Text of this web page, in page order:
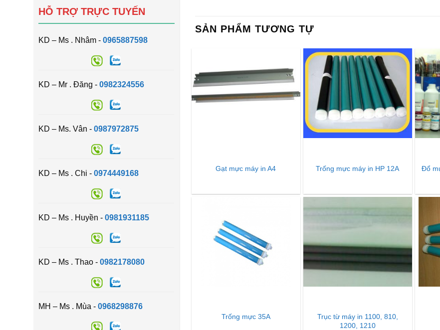
HỖ TRỢ TRỰC TUYẾN
KD – Ms . Nhâm - 0965887598
KD – Mr . Đăng - 0982324556
KD – Ms. Vân - 0987972875
KD – Ms . Chi - 0974449168
KD – Ms . Huyền - 0981931185
KD – Ms . Thao - 0982178080
MH – Ms . Mùa - 0968298876
SẢN PHẨM TƯƠNG TỰ
Gạt mực máy in A4 Trống mực máy in HP 12A Đổ
Trống mực 35A
Trục từ máy in 1100, 810,
1200, 1210